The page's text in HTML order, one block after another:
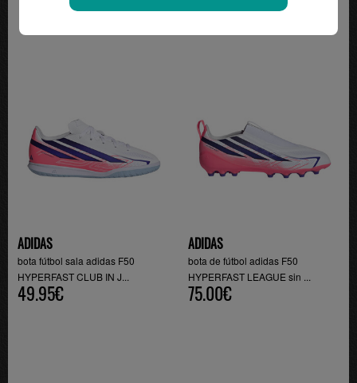
ADIDAS
bota fútbol sala adidas F50
HYPERFAST CLUB IN J...
49.95€
ADIDAS
bota de fútbol adidas F50
HYPERFAST LEAGUE sin ...
75.00€